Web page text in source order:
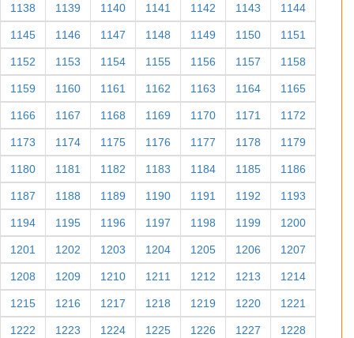
1138 1139 1140 1141 1142 1143 1144
1145 1146 1147 1148 1149 1150 1151
1152 1153 1154 1155 1156 1157 1158
1159 1160 1161 1162 1163 1164 1165
1166 1167 1168 1169 1170 1171 1172
1173 1174 1175 1176 1177 1178 1179
1180 1181 1182 1183 1184 1185 1186
1187 1188 1189 1190 1191 1192 1193
1194 1195 1196 1197 1198 1199 1200
1201 1202 1203 1204 1205 1206 1207
1208 1209 1210 1211 1212 1213 1214
1215 1216 1217 1218 1219 1220 1221
1222 1223 1224 1225 1226 1227 1228